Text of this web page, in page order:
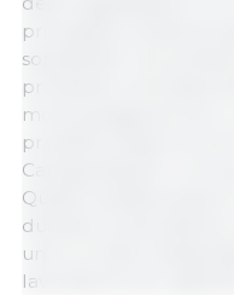
principale problema
soprattutto nel
produttore di tossina
monocytogenes sono
prodotti a base di
Campylobacter si
Questi risultati
durante la
una corretta
lavorazione per